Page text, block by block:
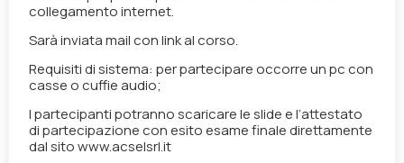
collegamento internet.
Sarà inviata mail con link al corso.
Requisiti di sistema:per partecipare occorre un pc con
casse o cuffie audio;
I partecipanti potranno scaricare le slide e l’attestato
di partecipazione con esito esame finale direttamente
dal sito www.acselsrl.it